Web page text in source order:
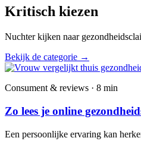
Kritisch kiezen
Nuchter kijken naar
Bekijk de categorie →
Consument & reviews · 8 min
Zo lees je online
Een persoonlijke ervaring kan